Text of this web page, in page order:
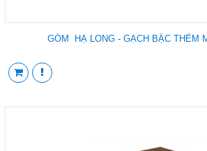
GỐM HẠ LONG - GẠCH BẬC THỀM